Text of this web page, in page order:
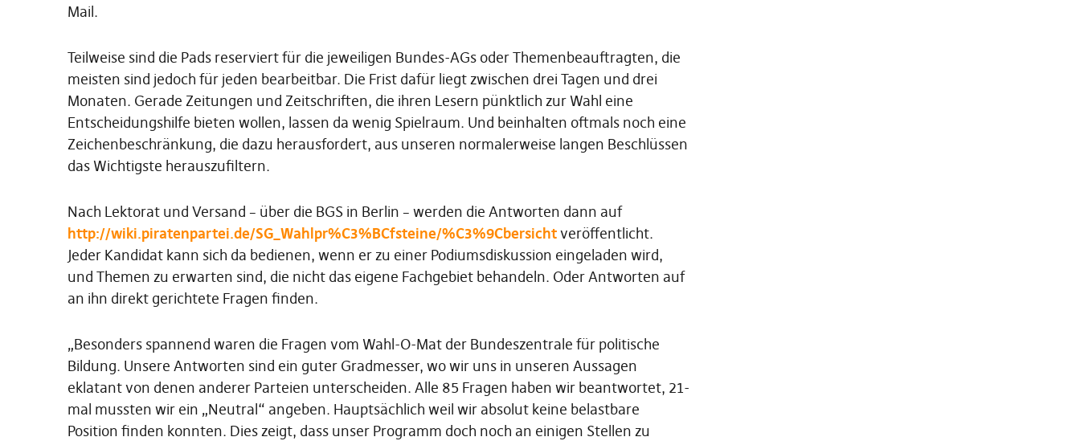
Mail.
Teilweise sind die Pads reserviert für die jeweiligen Bundes-AGs oder Themenbeauftragten, die
meisten sind jedoch für jeden bearbeitbar. Die Frist dafür liegt zwischen drei Tagen und drei
Monaten. Gerade Zeitungen und Zeitschriften, die ihren Lesern pünktlich zur Wahl eine
Entscheidungshilfe bieten wollen, lassen da wenig Spielraum. Und beinhalten oftmals noch eine
Zeichenbeschränkung, die dazu herausfordert, aus unseren normalerweise langen Beschlüssen
das Wichtigste herauszufiltern.
Nach Lektorat und Versand – über die BGS in Berlin – werden die Antworten dann auf
http://wiki.piratenpartei.de/SG_Wahlpr%C3%BCfsteine/%C3%9Cbersichtveröffentlicht.
Jeder Kandidat kann sich da bedienen, wenn er zu einer Podiumsdiskussion eingeladen wird,
und Themen zu erwarten sind, die nicht das eigene Fachgebiet behandeln. Oder Antworten auf
an ihn direkt gerichtete Fragen finden.
„Besonders spannend waren die Fragen vom Wahl-O-Mat der Bundeszentrale für politische
Bildung. Unsere Antworten sind ein guter Gradmesser, wo wir uns in unseren Aussagen
eklatant von denen anderer Parteien unterscheiden. Alle 85 Fragen haben wir beantwortet, 21-
mal mussten wir ein „Neutral“ angeben. Hauptsächlich weil wir absolut keine belastbare
Position finden konnten. Dies zeigt, dass unser Programm doch noch an einigen Stellen zu